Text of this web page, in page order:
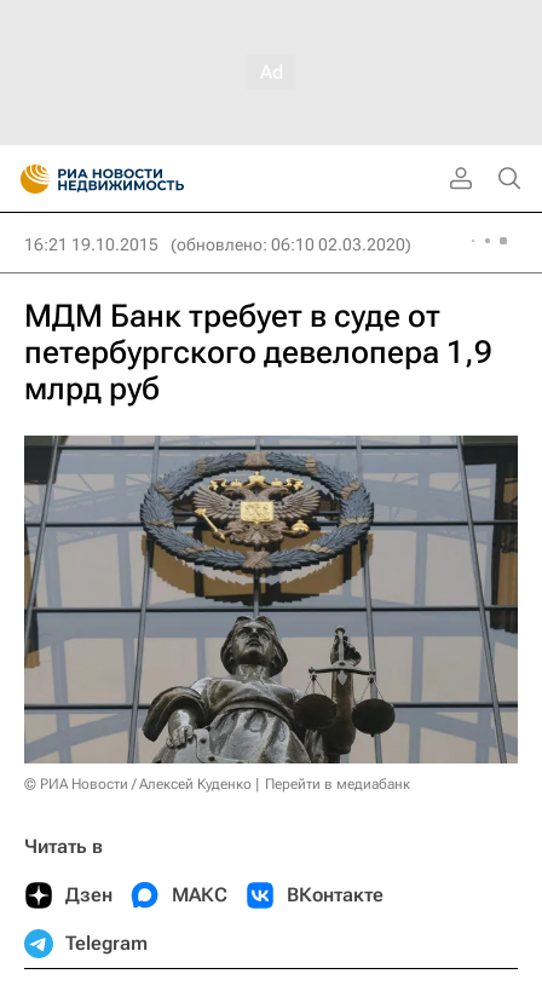
16:21 19.10.2015 (обновлено: 06:10 02.03.2020)
МДМ Банк требует в суде от
петербургского девелопера 1,9
млрд руб
© РИА Новости / Алексей Куденко Перейти в медиабанк
Читать в
Дзен МАКС ВКонтакте
Telegram